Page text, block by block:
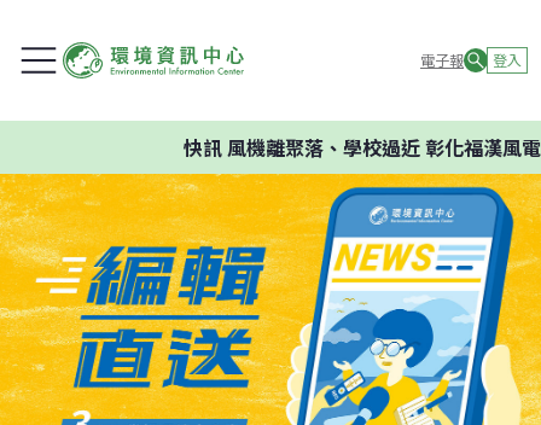
電子報 登入
快訊風機離聚落、學校過近 彰化福漢風電